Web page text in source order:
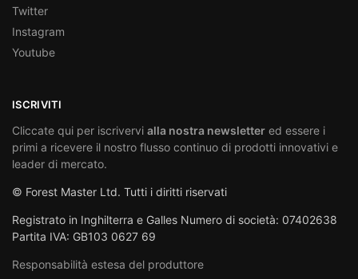
Twitter
Instagram
Youtube
ISCRIVITI
Cliccate qui per iscrivervi alla nostra newsletter ed essere i
primi a ricevere il nostro flusso continuo di prodotti innovativi e
leader di mercato.
© Forest Master Ltd. Tutti i diritti riservati
Registrato in Inghilterra e Galles Numero di società: 07402638
Partita IVA: GB103 0627 69
Responsabilità estesa del produttore